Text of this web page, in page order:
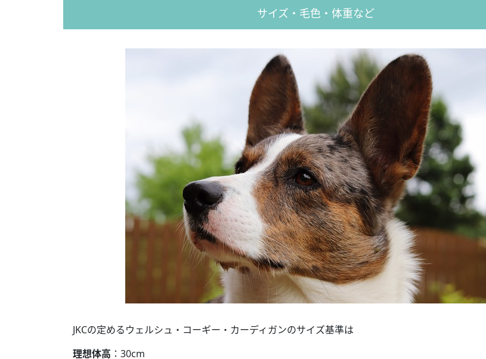
サイズ・毛色・体重など
JKCの定めるウェルシュ・コーギー・カーディガンのサイズ基準は
理想体高 ：30cm